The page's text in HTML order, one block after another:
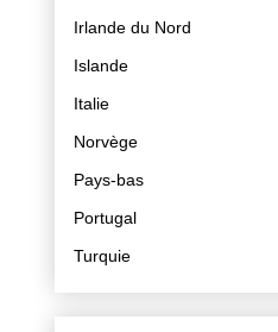
Irlande du Nord
Islande
Italie
Norvège
Pays-bas
Portugal
Turquie